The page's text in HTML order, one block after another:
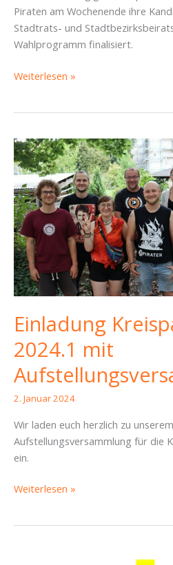
Piraten am Wochenende ihre
Stadtrats- und
Wahlprogramm finalisiert.
Piratenpartei
Listen
und
Programm
in
den
Kommunalwahlkampf
Weiterlesen »
Einladung
2024.1 mit
2. Januar 2024
Wir laden euch herzlich zu
Aufstellungsversammlung für die
ein.
Einladung
Weiterlesen »